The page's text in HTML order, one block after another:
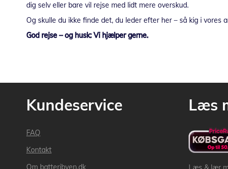
dig selv eller bare vil rejse med lidt mere overskud.
Og skulle du ikke finde det, du leder efter her – så kig i
God rejse – og husk: Vi hjælper gerne.
Kundeservice
FAQ
Kontakt
Om batteribyen.dk
Læs